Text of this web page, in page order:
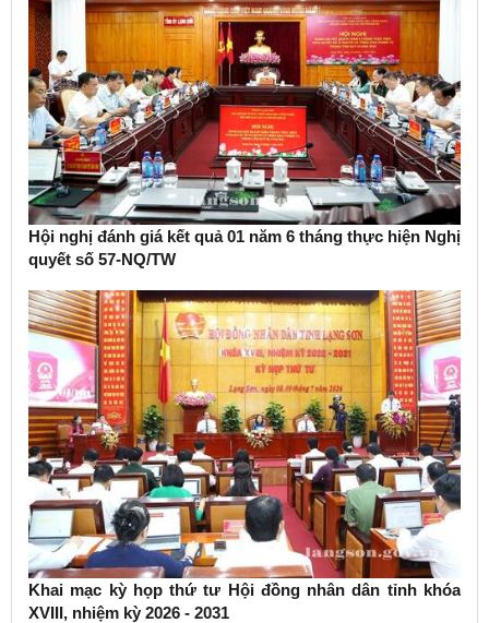
Hội nghị đánh giá kết quả 01 năm 6 tháng thực hiện Nghị
quyết số 57-NQ/TW
Khai mạc kỳ họp thứ tư Hội đồng nhân dân tỉnh khóa
XVIII, nhiệm kỳ 2026 - 2031